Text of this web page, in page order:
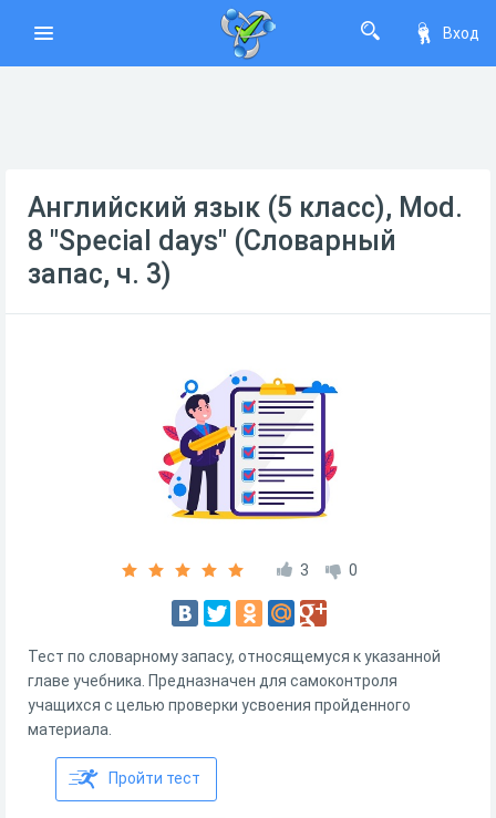
Вход
Английский язык (5 класс), Mod.
8 "Special days" (Словарный
запас, ч. 3)
3 0
Тест по словарному запасу, относящемуся к указанной
главе учебника. Предназначен для самоконтроля
учащихся с целью проверки усвоения пройденного
материала.
Пройти тест